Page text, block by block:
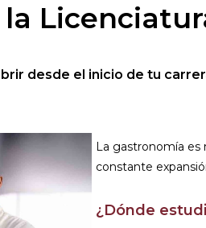
desde el inicio de tu
La gastronomía es
constante
¿Dónde